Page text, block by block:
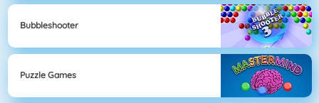
Bubbleshooter
Puzzle Games